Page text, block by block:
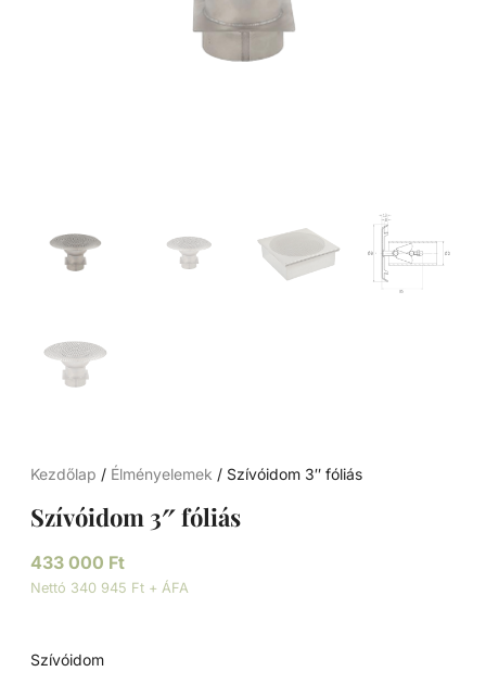
Kezdőlap / Élményelemek / Szívóidom 3″ fóliás
Szívóidom 3″ fóliás
433 000 Ft
Nettó 340 945 Ft + ÁFA
Szívóidom